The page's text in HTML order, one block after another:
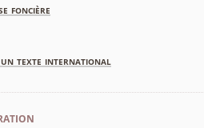
foncière
texte international